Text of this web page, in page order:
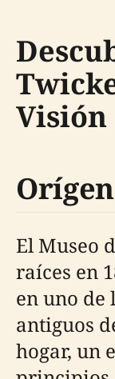
Visión
El Museo
raíces en
en uno de
antiguos
hogar, un